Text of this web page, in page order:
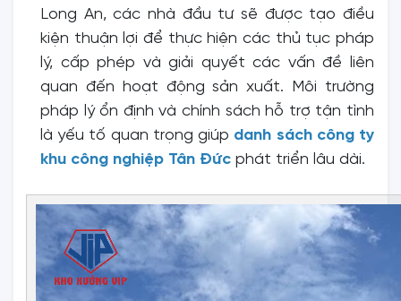
Long An, các nhà đầu tư sẽ được tạo điều
kiện thuận lợi để thực hiện các thủ tục pháp
lý, cấp phép và giải quyết các vấn đề liên
quan đến hoạt động sản xuất. Môi trường
pháp lý ổn định và chính sách hỗ trợ tận tình
là yếu tố quan trọng giúp danh sách công ty
khu công nghiệp Tân Đức phát triển lâu dài.